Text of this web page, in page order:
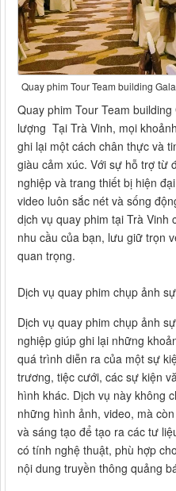
Quay phim Tour Team building
Quay phim Tour Team
lượng Tại Trà Vinh, mọi
ghi lại một cách chân thực và
giàu cảm xúc. Với sự hỗ trợ từ
nghiệp và trang thiết bị hiện
video luôn sắc nét và sống
dịch vụ quay phim tại Trà
nhu cầu của bạn, lưu giữ trọn
quan trọng.
Dịch vụ quay phim chụp ảnh
Dịch vụ quay phim chụp ảnh
nghiệp giúp ghi lại những
quá trình diễn ra của một sự
trương, tiệc cưới, các sự kiện
hình khác. Dịch vụ này không
những hình ảnh, video, mà
và sáng tạo để tạo ra các tư
có tính nghệ thuật, phù hợp
nội dung truyền thông quảng